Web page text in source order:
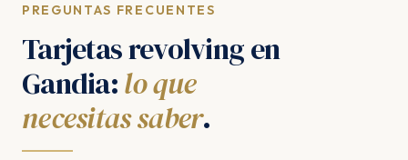
PREGUNTAS FRECUENTES
Tarjetas revolving en
Gandia:lo que
necesitas saber.